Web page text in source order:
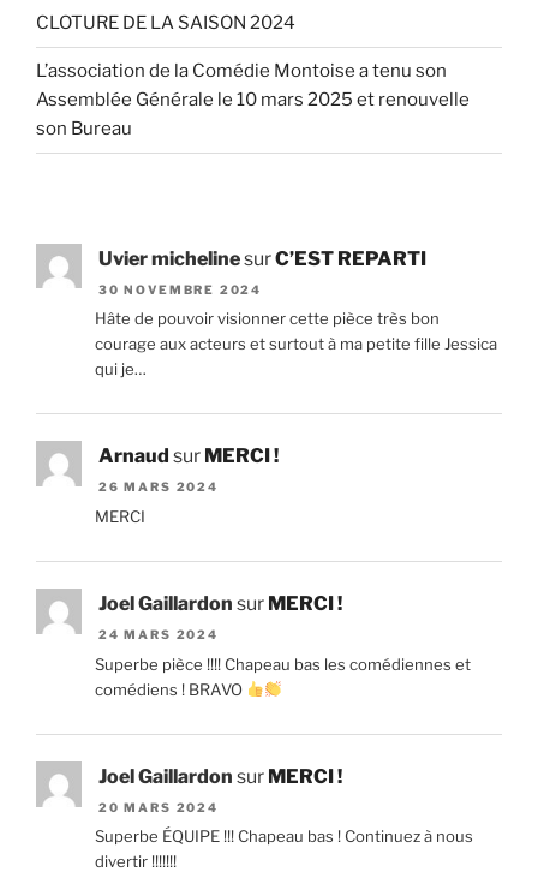
CLOTURE DE LA SAISON 2024
L’association de la Comédie Montoise a tenu son
Assemblée Générale le 10 mars 2025 et renouvelle
son Bureau
Uvier michelinesurC’EST REPARTI
30 NOVEMBRE 2024
Hâte de pouvoir visionner cette pièce très bon
courage aux acteurs et surtout à ma petite fille Jessica
qui je…
Arnaud sur MERCI !
26 MARS 2024
MERCI
Joel Gaillardon sur MERCI !
24 MARS 2024
Superbe pièce !!!! Chapeau bas les comédiennes et
comédiens ! BRAVO
Joel Gaillardon sur MERCI !
20 MARS 2024
Superbe ÉQUIPE !!! Chapeau bas ! Continuez à nous
divertir !!!!!!!